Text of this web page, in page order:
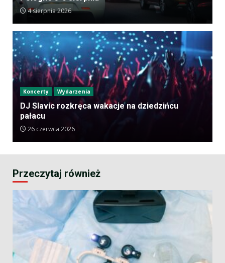
4 sierpnia 2026
Koncerty Wydarzenia
DJ Slavic rozkręca wakacje na dziedzińcu
pałacu
26 czerwca 2026
Przeczytaj również